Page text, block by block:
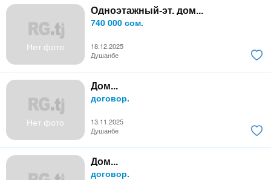
Нет фото
Одноэтажный-эт. дом...
740 000 сом.
18.12.2025
Душанбе
Нет фото
Дом...
договор.
13.11.2025
Душанбе
Дом...
договор.